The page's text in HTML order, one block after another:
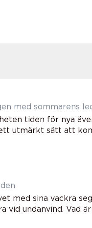
med sommarens
tiden för nya
utmärkt sätt att
med sina vackra
vid undanvind. Vad